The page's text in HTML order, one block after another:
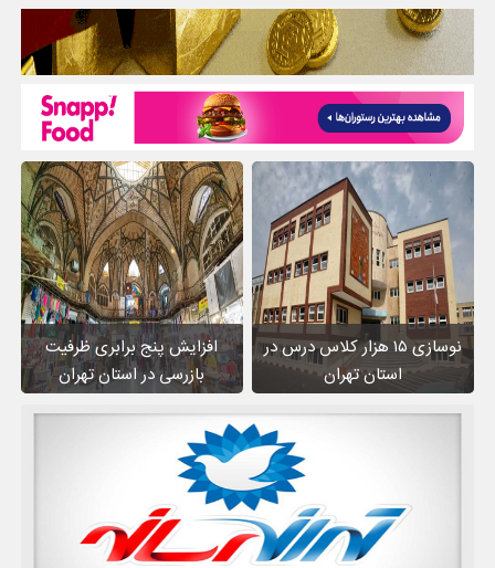
نوسازی ۱۵ هزار کلاس درس در
استان تهران
افزایش پنج برابری ظرفیت
بازرسی در استان تهران